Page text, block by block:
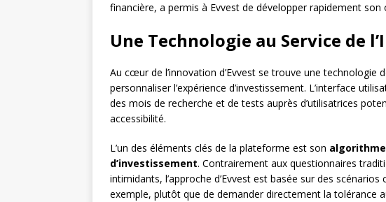
financière, a permis à Evvest de développer rapidement son
Une Technologie au Service de
Au cœur de l’innovation d’Evvest se trouve une technologie
personnaliser l’expérience d’investissement. L’interface
des mois de recherche et de tests auprès d’utilisatrices
accessibilité.
L’un des éléments clés de la plateforme est son
d’investissement. Contrairement aux questionnaires
intimidants, l’approche d’Evvest est basée sur des
exemple, plutôt que de demander directement la tolérance